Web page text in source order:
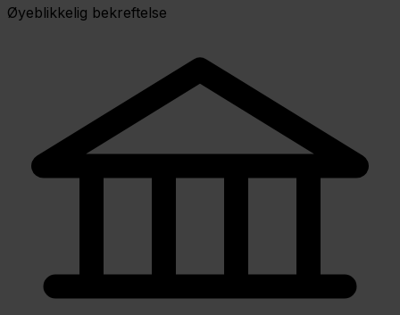
Øyeblikkelig bekreftelse